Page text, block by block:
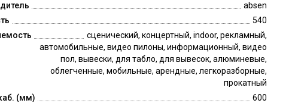
absen
540
сценический, концертный, indoor, рекламный,
автомобильные, видео пилоны, информационный, видео
пол, вывески, для табло, для вывесок, алюминевые,
облегченные, мобильные, арендные, легкоразборные,
прокатный
(мм)
600